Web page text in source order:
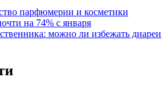
парфюмерии и косметики
на 74% с января
можно ли избежать диареи